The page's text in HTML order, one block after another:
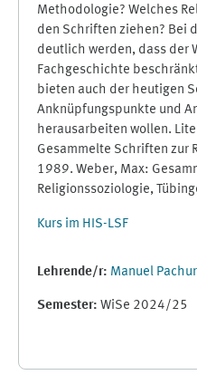
Methodologie? Welches
den Schriften ziehen? Bei
deutlich werden, dass der
Fachgeschichte
bieten auch der heutigen
Anknüpfungspunkte und
herausarbeiten wollen.
Gesammelte Schriften zur
1989. Weber, Max:
Religionssoziologie,
Kurs im HIS-LSF
Lehrende/r: Manuel
Semester: WiSe 2024/25